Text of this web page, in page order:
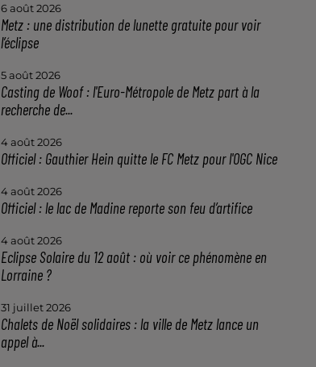
6 août 2026
Metz : une distribution de lunette gratuite pour voir
l’éclipse
5 août 2026
Casting de Woof : l'Euro-Métropole de Metz part à la
recherche de...
4 août 2026
Officiel : Gauthier Hein quitte le FC Metz pour l'OGC Nice
4 août 2026
Officiel : le lac de Madine reporte son feu d’artifice
4 août 2026
Eclipse Solaire du 12 août : où voir ce phénomène en
Lorraine ?
31 juillet 2026
Chalets de Noël solidaires : la ville de Metz lance un
appel à...